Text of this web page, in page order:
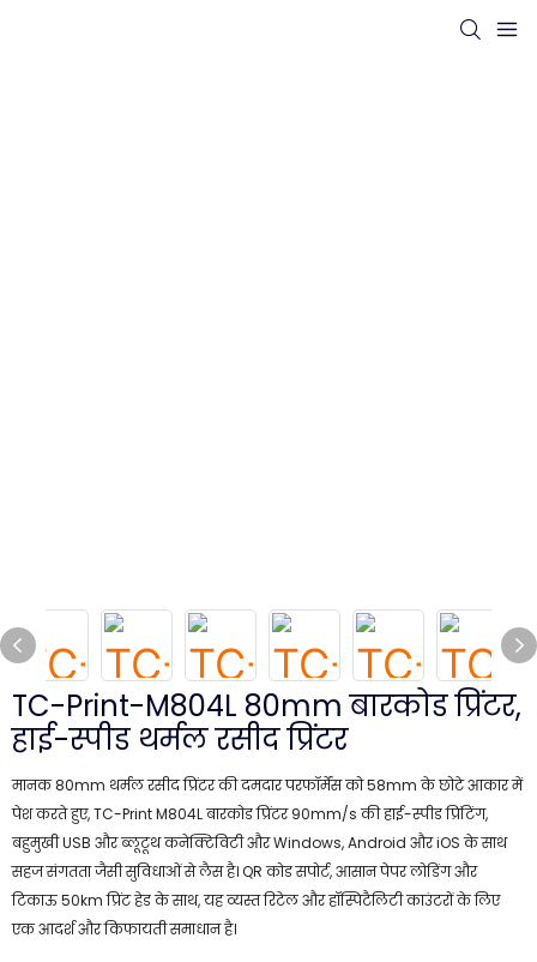
TC-Print-M804L 80mm बारकोड प्रिंटर,
हाई-स्पीड थर्मल रसीद प्रिंटर
मानक 80mm थर्मल रसीद प्रिंटर की दमदार परफॉर्मेंस को 58mm के छोटे आकार में
पेश करते हुए, TC-Print M804L बारकोड प्रिंटर 90mm/s की हाई-स्पीड प्रिंटिंग,
बहुमुखी USB और ब्लूटूथ कनेक्टिविटी और Windows, Android और iOS के साथ
सहज संगतता जैसी सुविधाओं से लैस है। QR कोड सपोर्ट, आसान पेपर लोडिंग और
टिकाऊ 50km प्रिंट हेड के साथ, यह व्यस्त रिटेल और हॉस्पिटैलिटी काउंटरों के लिए
एक आदर्श और किफायती समाधान है।